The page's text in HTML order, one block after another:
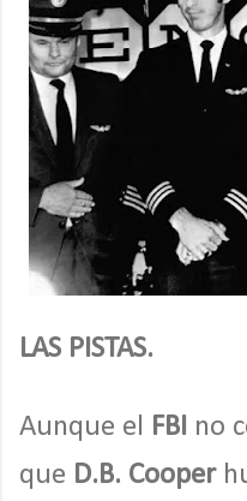
LAS PISTAS.
Aunque el FBI no
que D.B. Cooper